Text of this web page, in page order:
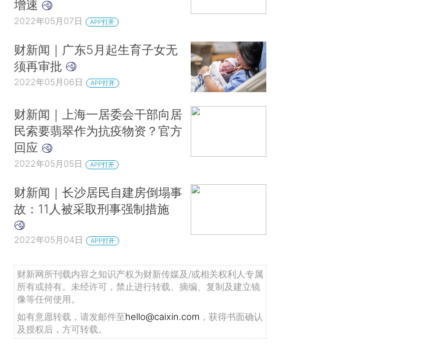
增速
2022年05月07日 APP打开
财新闻｜广东5月起生育子女无
须再审批
2022年05月06日 APP打开
财新闻｜上海一居委会干部向居
民索要翡翠作为抗疫物资？官方
回应
2022年05月05日 APP打开
财新闻｜长沙居民自建房倒塌事
故：11人被采取刑事强制措施
2022年05月04日 APP打开
财新网所刊载内容之知识产权为财新传媒及/或相关权利人专属
所有或持有。未经许可，禁止进行转载、摘编、复制及建立镜
像等任何使用。
如有意愿转载，请发邮件至hello@caixin.com ，获得书面确认
及授权后，方可转载。